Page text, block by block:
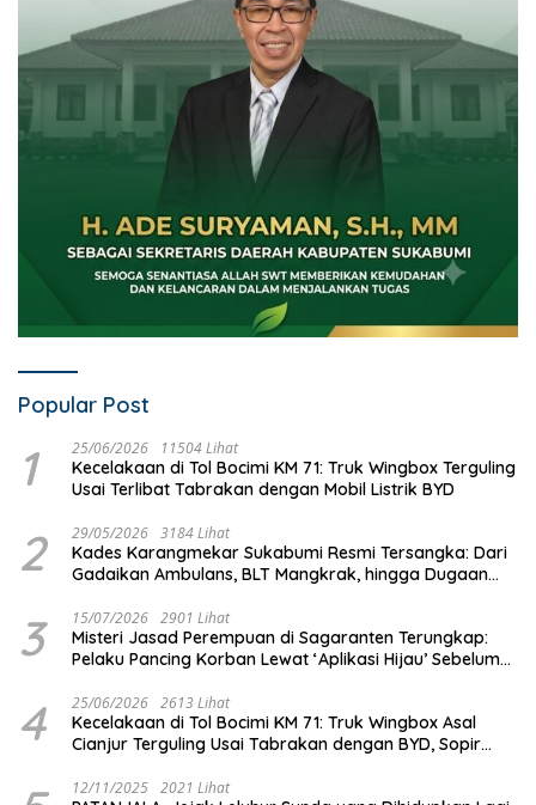
Popular Post
1 25/06/2026 11504 Lihat
Kecelakaan di Tol Bocimi KM 71: Truk Wingbox Terguling
Usai Terlibat Tabrakan dengan Mobil Listrik BYD
2 29/05/2026 3184 Lihat
Kades Karangmekar Sukabumi Resmi Tersangka: Dari
Gadaikan Ambulans, BLT Mangkrak, hingga Dugaan
3 15/07/2026 2901 Lihat
Misteri Jasad Perempuan di Sagaranten Terungkap:
Pelaku Pancing Korban Lewat ‘Aplikasi Hijau’ Sebelum
4 25/06/2026 2613 Lihat
Kecelakaan di Tol Bocimi KM 71: Truk Wingbox Asal
Cianjur Terguling Usai Tabrakan dengan BYD, Sopir
12/11/2025 2021 Lihat